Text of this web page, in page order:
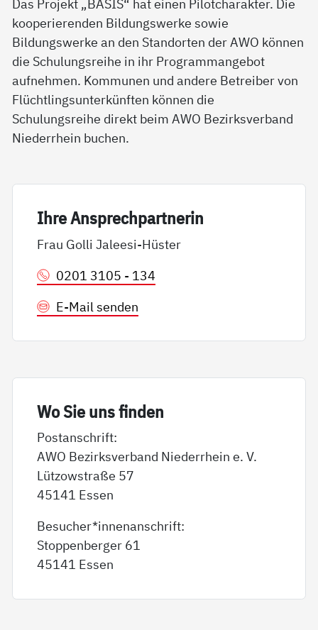
Das Projekt „BASIS“ hat einen Pilotcharakter. Die
kooperierenden Bildungswerke sowie
Bildungswerke an den Standorten der AWO können
die Schulungsreihe in ihr Programmangebot
aufnehmen. Kommunen und andere Betreiber von
Flüchtlingsunterkünften können die
Schulungsreihe direkt beim AWO Bezirksverband
Niederrhein buchen.
Ih­re An­sp­rech­part­ne­rin
Frau Golli Jaleesi-Hüster
0201 3105 - 134
E-Mail senden
Wo Sie uns fin­den
Postanschrift:
AWO Bezirksverband Niederrhein e. V.
Lützowstraße 57
45141 Essen
Besucher*innenanschrift:
Stoppenberger 61
45141 Essen